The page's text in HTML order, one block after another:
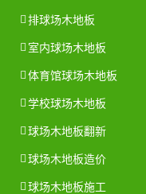
排球场木地板
室内球场木地板
体育馆球场木地板
学校球场木地板
球场木地板翻新
球场木地板造价
球场木地板施工